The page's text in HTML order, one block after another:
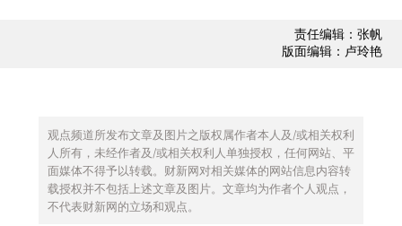
责任编辑：张帆
版面编辑：卢玲艳
观点频道所发布文章及图片之版权属作者本人及/或相关权利
人所有，未经作者及/或相关权利人单独授权，任何网站、平
面媒体不得予以转载。财新网对相关媒体的网站信息内容转
载授权并不包括上述文章及图片。文章均为作者个人观点，
不代表财新网的立场和观点。